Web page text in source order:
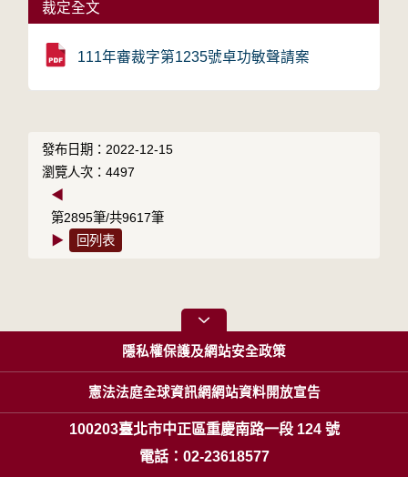
裁定全文
111年審裁字第1235號卓功敏聲請案
發布日期：2022-12-15
瀏覽人次：4497
◀
第2895筆/共9617筆
▶
回列表
隱私權保護及網站安全政策
憲法法庭全球資訊網網站資料開放宣告
100203臺北市中正區重慶南路一段 124 號
電話：02-23618577